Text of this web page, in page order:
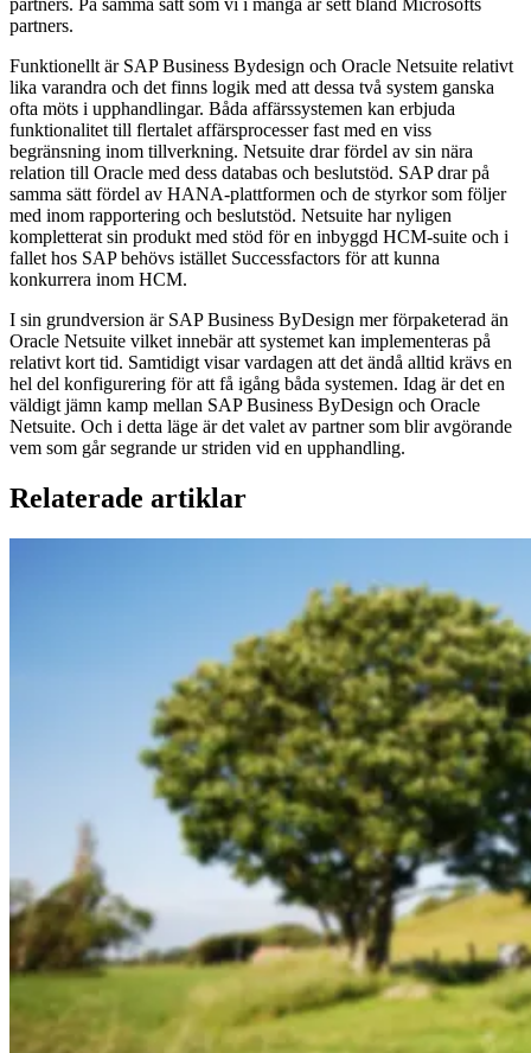
partners.
Funktionellt är SAP Business Bydesign och Oracle Netsuite relativt
lika varandra och det finns logik med att dessa två system ganska
ofta möts i upphandlingar. Båda affärssystemen kan erbjuda
funktionalitet till flertalet affärsprocesser fast med en viss
begränsning inom tillverkning. Netsuite drar fördel av sin nära
relation till Oracle med dess databas och beslutstöd. SAP drar på
samma sätt fördel av HANA-plattformen och de styrkor som följer
med inom rapportering och beslutstöd. Netsuite har nyligen
kompletterat sin produkt med stöd för en inbyggd HCM-suite och i
fallet hos SAP behövs istället Successfactors för att kunna
konkurrera inom HCM.
I sin grundversion är SAP Business ByDesign mer förpaketerad än
Oracle Netsuite vilket innebär att systemet kan implementeras på
relativt kort tid. Samtidigt visar vardagen att det ändå alltid krävs en
hel del konfigurering för att få igång båda systemen. Idag är det en
väldigt jämn kamp mellan SAP Business ByDesign och Oracle
Netsuite. Och i detta läge är det valet av partner som blir avgörande
vem som går segrande ur striden vid en upphandling.
Relaterade artiklar